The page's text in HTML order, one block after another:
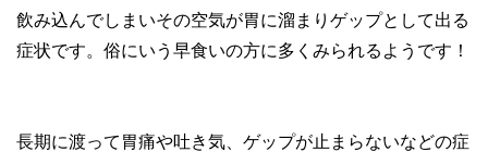
飲み込んでしまいその空気が胃に溜まりゲップとして出る
症状です。俗にいう早食いの方に多くみられるようです！
長期に渡って胃痛や吐き気、ゲップが止まらないなどの症